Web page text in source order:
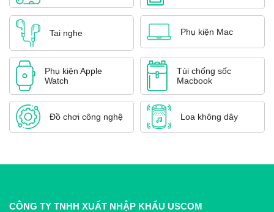
Tai nghe Phụ kiện Mac
Phụ kiện Apple
Watch
Túi chống sốc
Macbook
Đồ chơi công nghệ Loa không dây
CÔNG TY TNHH XUẤT NHẬP KHẨU USCOM